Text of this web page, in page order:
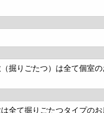
掘りごたつ）は全て個室
全て掘りごたつタイプの